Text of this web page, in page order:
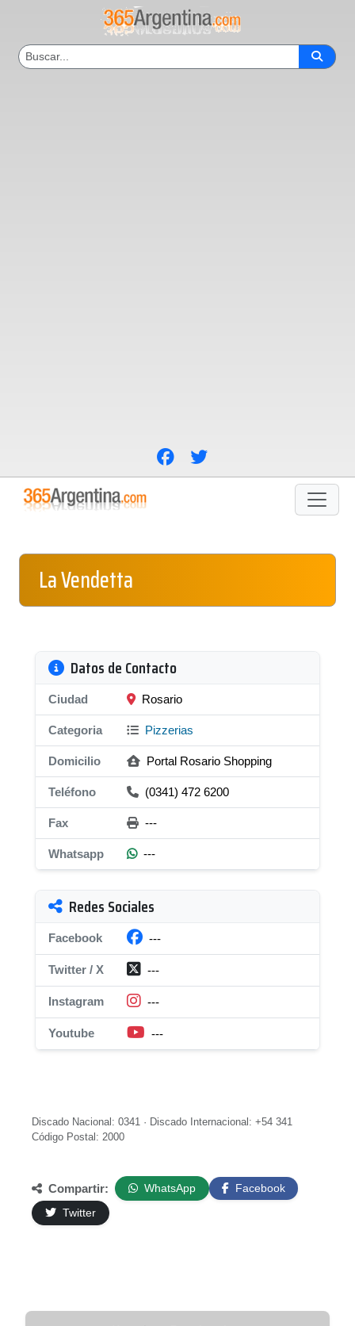
La Vendetta
Datos de Contacto
Ciudad Rosario
Categoria Pizzerias
Domicilio Portal Rosario Shopping
Teléfono (0341) 472 6200
Fax ---
Whatsapp ---
Redes Sociales
Facebook ---
Twitter / X ---
Instagram ---
Youtube ---
Discado Nacional: 0341 · Discado Internacional: +54 341
Código Postal: 2000
Compartir: WhatsApp
Facebook
Twitter